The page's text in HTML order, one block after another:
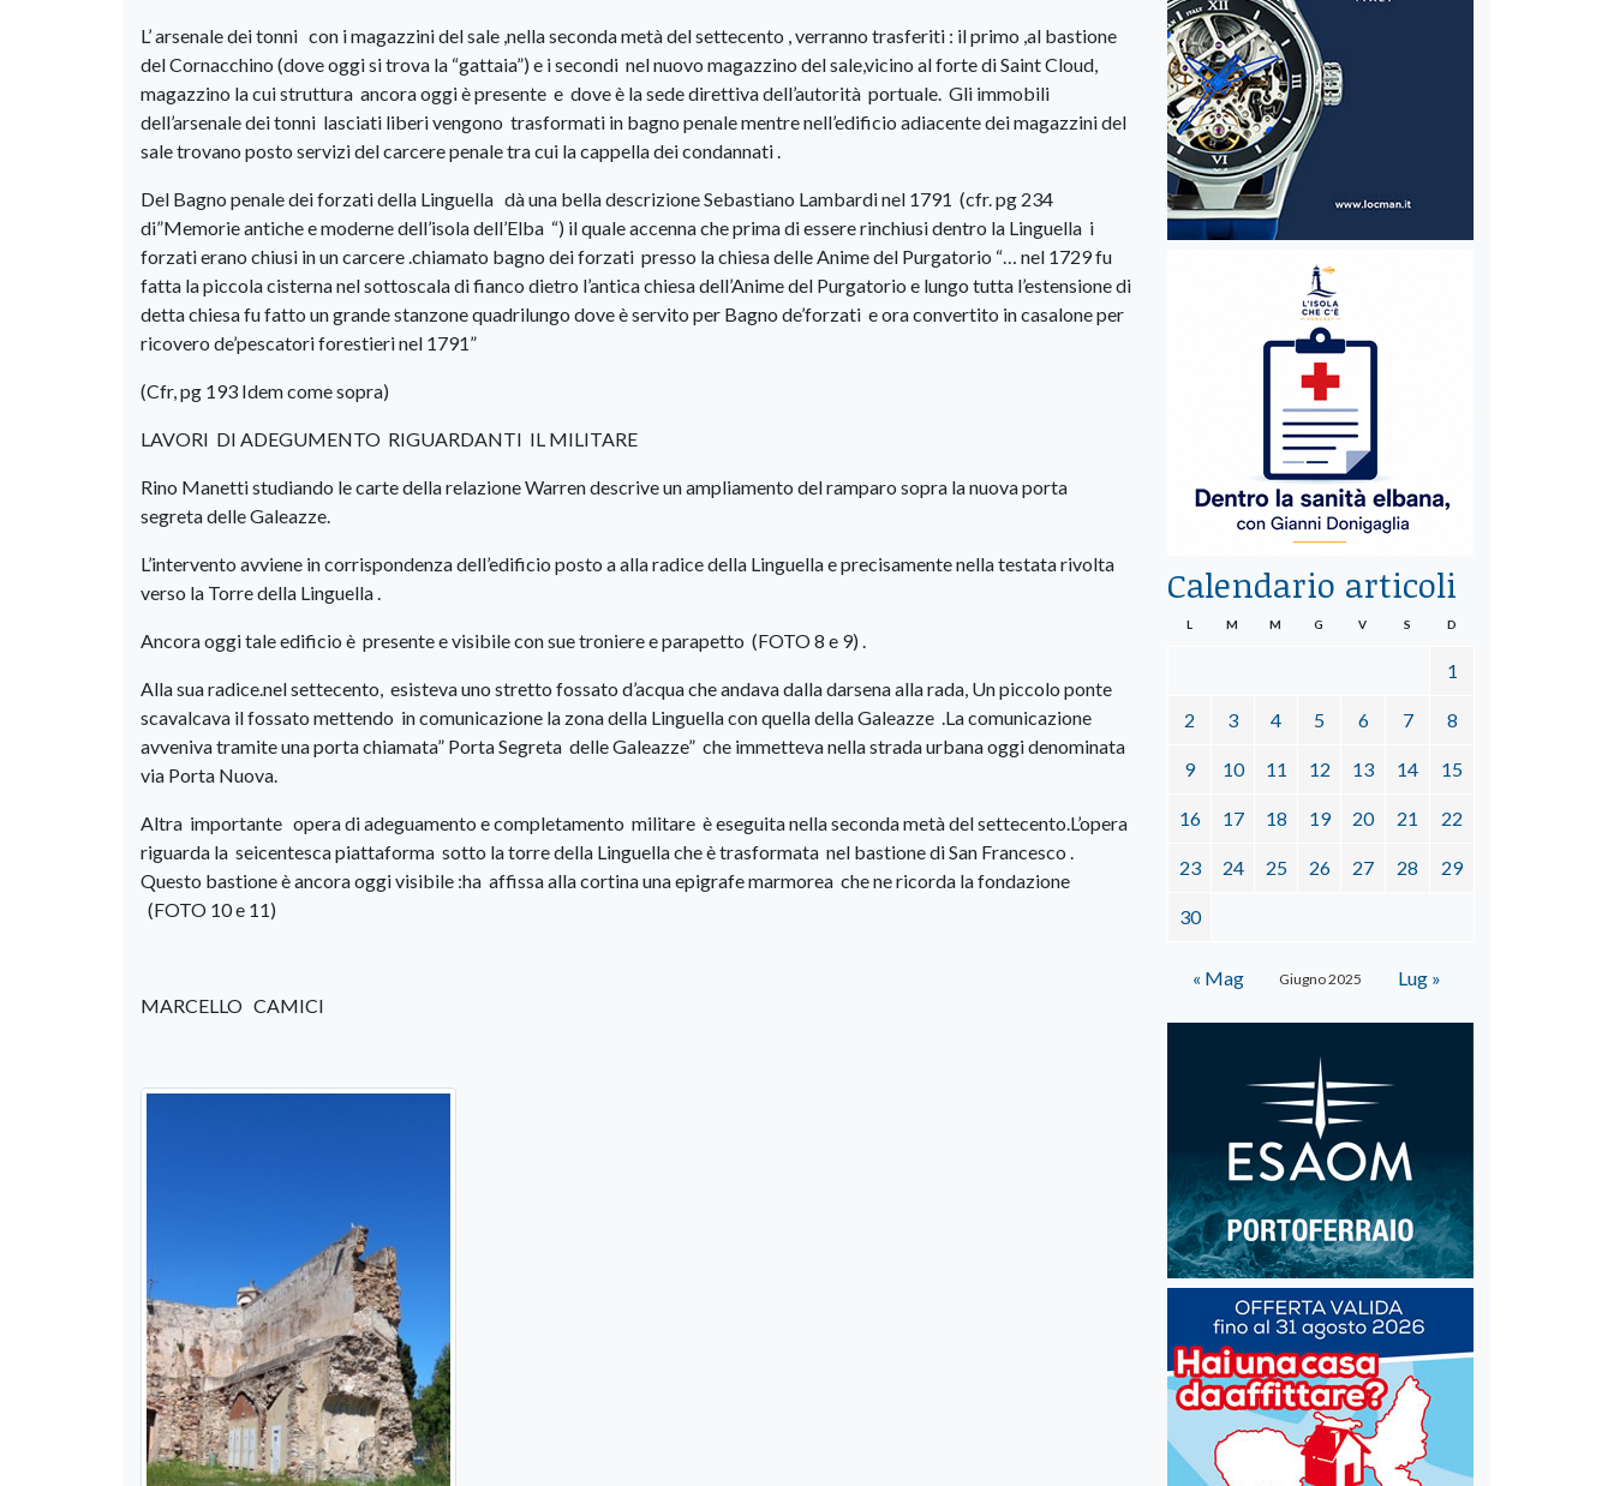
L’ arsenale dei tonni con i magazzini del sale ,nella seconda metà del settecento , verranno trasferiti : il primo ,al bastione
del Cornacchino (dove oggi si trova la “gattaia”) e i secondi nel nuovo magazzino del sale,vicino al forte di Saint Cloud,
magazzino la cui struttura ancora oggi è presente e dove è la sede direttiva dell’autorità portuale. Gli immobili
dell’arsenale dei tonni lasciati liberi vengono trasformati in bagno penale mentre nell’edificio adiacente dei magazzini del
sale trovano posto servizi del carcere penale tra cui la cappella dei condannati .
Del Bagno penale dei forzati della Linguella dà una bella descrizione Sebastiano Lambardi nel 1791 (cfr. pg 234
di”Memorie antiche e moderne dell’isola dell’Elba “) il quale accenna che prima di essere rinchiusi dentro la Linguella i
forzati erano chiusi in un carcere .chiamato bagno dei forzati presso la chiesa delle Anime del Purgatorio “… nel 1729 fu
fatta la piccola cisterna nel sottoscala di fianco dietro l’antica chiesa dell’Anime del Purgatorio e lungo tutta l’estensione di
detta chiesa fu fatto un grande stanzone quadrilungo dove è servito per Bagno de’forzati e ora convertito in casalone per
ricovero de’pescatori forestieri nel 1791”
(Cfr, pg 193 Idem come sopra)
LAVORI DI ADEGUMENTO RIGUARDANTI IL MILITARE
Rino Manetti studiando le carte della relazione Warren descrive un ampliamento del ramparo sopra la nuova porta
segreta delle Galeazze.
L’intervento avviene in corrispondenza dell’edificio posto a alla radice della Linguella e precisamente nella testata rivolta
verso la Torre della Linguella .
Ancora oggi tale edificio è presente e visibile con sue troniere e parapetto (FOTO 8 e 9) .
Alla sua radice.nel settecento, esisteva uno stretto fossato d’acqua che andava dalla darsena alla rada, Un piccolo ponte
scavalcava il fossato mettendo in comunicazione la zona della Linguella con quella della Galeazze .La comunicazione
avveniva tramite una porta chiamata” Porta Segreta delle Galeazze” che immetteva nella strada urbana oggi denominata
via Porta Nuova.
Altra importante opera di adeguamento e completamento militare è eseguita nella seconda metà del settecento.L’opera
riguarda la seicentesca piattaforma sotto la torre della Linguella che è trasformata nel bastione di San Francesco .
Questo bastione è ancora oggi visibile :ha affissa alla cortina una epigrafe marmorea che ne ricorda la fondazione
(FOTO 10 e 11)
MARCELLO CAMICI
Calendario articoli
Giugno 2025
L M M G V S D
1
2 3 4 5 6 7 8
9 10 11 12 13 14 15
16 17 18 19 20 21 22
23 24 25 26 27 28 29
30
« Mag Lug »